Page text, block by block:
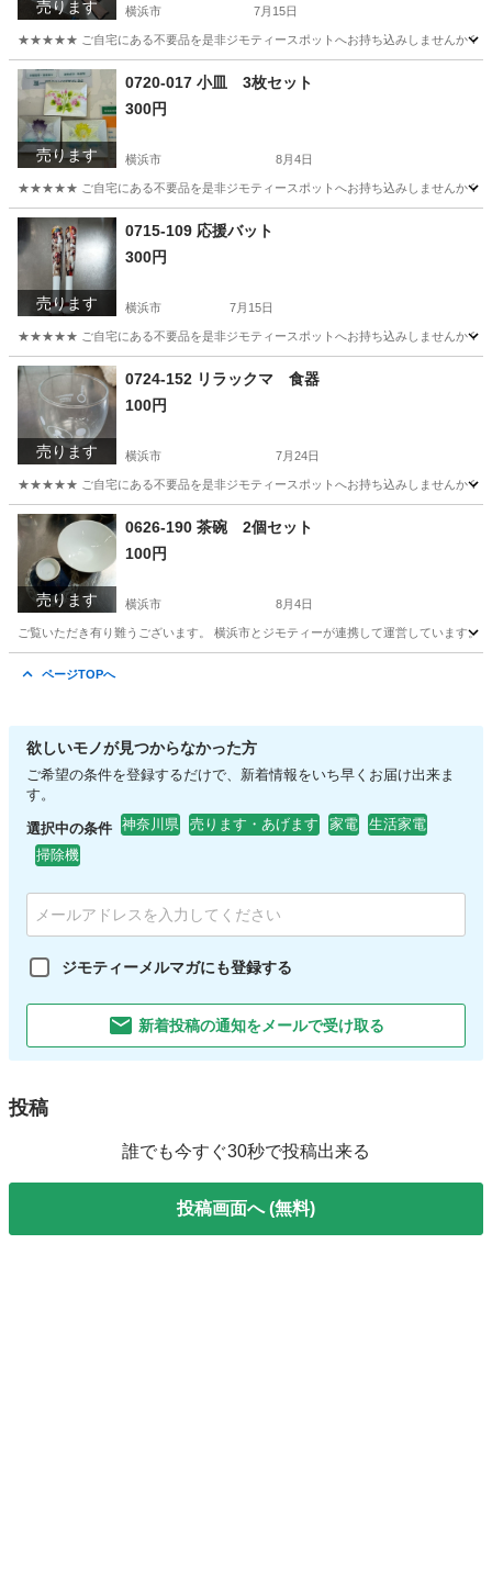
売ります 横浜市 7月15日
★★★★★ ご自宅にある不要品を是非ジモティースポットへお持ち込みしませんか？
神奈川 横浜市 DAIWA
売ります
0720-017 小皿 3枚セット
300円
横浜市 8月4日
★★★★★ ご自宅にある不要品を是非ジモティースポットへお持ち込みしませんか？
神奈川 横浜市 小皿
売ります
0715-109 応援バット
300円
横浜市 7月15日
★★★★★ ご自宅にある不要品を是非ジモティースポットへお持ち込みしませんか？
神奈川 横浜市 バット
売ります
0724-152 リラックマ 食器
100円
横浜市 7月24日
★★★★★ ご自宅にある不要品を是非ジモティースポットへお持ち込みしませんか？
神奈川 横浜市 リラックマ
売ります
0626-190 茶碗 2個セット
100円
横浜市 8月4日
ご覧いただき有り難うございます。 横浜市とジモティーが連携して運営していま
ページTOPへ
欲しいモノが見つからなかった方
ご希望の条件を登録するだけで、新着情報をいち早くお届け出来ま
す。
選択中の条件 神奈川県 売ります・あげます 家電
生活家電
掃除機
ジモティーメルマガにも登録する
新着投稿の通知をメールで受け取る
投稿
誰でも今すぐ30秒で投稿出来る
投稿画面へ (無料)